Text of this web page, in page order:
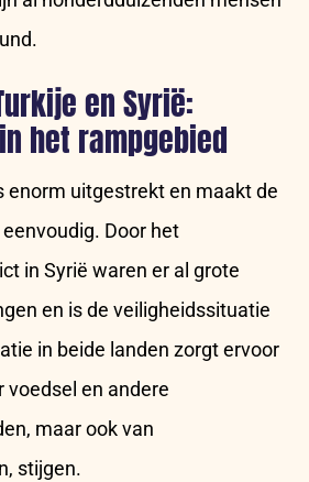
en Syrië:
het rampgebied
enorm uitgestrekt en maakt de
Door het
in Syrië waren er al grote
en is de veiligheidssituatie
in beide landen zorgt ervoor
voedsel en andere
maar ook van
stijgen.